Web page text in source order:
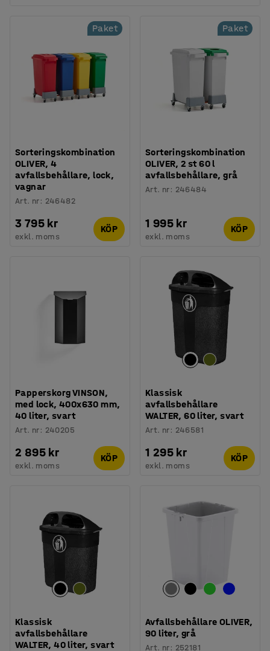
Paket
Sorteringskombination
OLIVER, 4
avfallsbehållare, lock,
vagnar
Art. nr: 246482
3 795 kr
exkl. moms
KÖP
Paket
Sorteringskombination
OLIVER, 2 st 60 l
avfallsbehållare, grå
Art. nr: 246484
1 995 kr
exkl. moms
KÖP
Papperskorg VINSON,
med lock, 400x630 mm,
40 liter, svart
Art. nr: 240205
2 895 kr
exkl. moms
KÖP
Klassisk
avfallsbehållare
WALTER, 60 liter, svart
Art. nr: 246581
1 295 kr
exkl. moms
KÖP
Klassisk
avfallsbehållare
WALTER, 40 liter, svart
Avfallsbehållare OLIVER,
90 liter, grå
Art. nr: 252181